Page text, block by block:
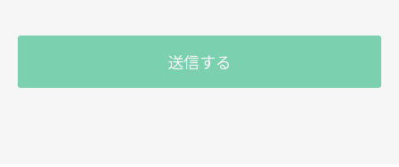
は、弊社が提供するサービスがお受けできな
くなる場合がございます。